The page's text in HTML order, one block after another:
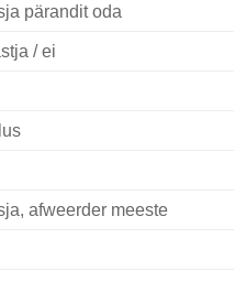
pärandit oda
/ ei
afweerder meeste